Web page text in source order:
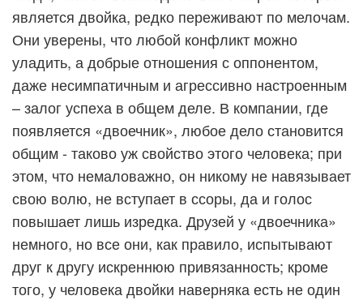
является двойка, редко переживают по мелочам.
Они уверены, что любой конфликт можно
уладить, а добрые отношения с оппонентом,
даже несимпатичным и агрессивно настроенным
– залог успеха в общем деле. В компании, где
появляется «двоечник», любое дело становится
общим - таково уж свойство этого человека; при
этом, что немаловажно, он никому не навязывает
свою волю, не вступает в ссоры, да и голос
повышает лишь изредка. Друзей у «двоечника»
немного, но все они, как правило, испытывают
друг к другу искреннюю привязанность; кроме
того, у человека двойки наверняка есть не один